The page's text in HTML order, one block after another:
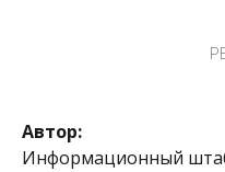
Автор:
Информационный